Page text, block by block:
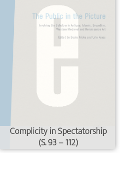
Complicity in Spectatorship
(S. 93 – 112)